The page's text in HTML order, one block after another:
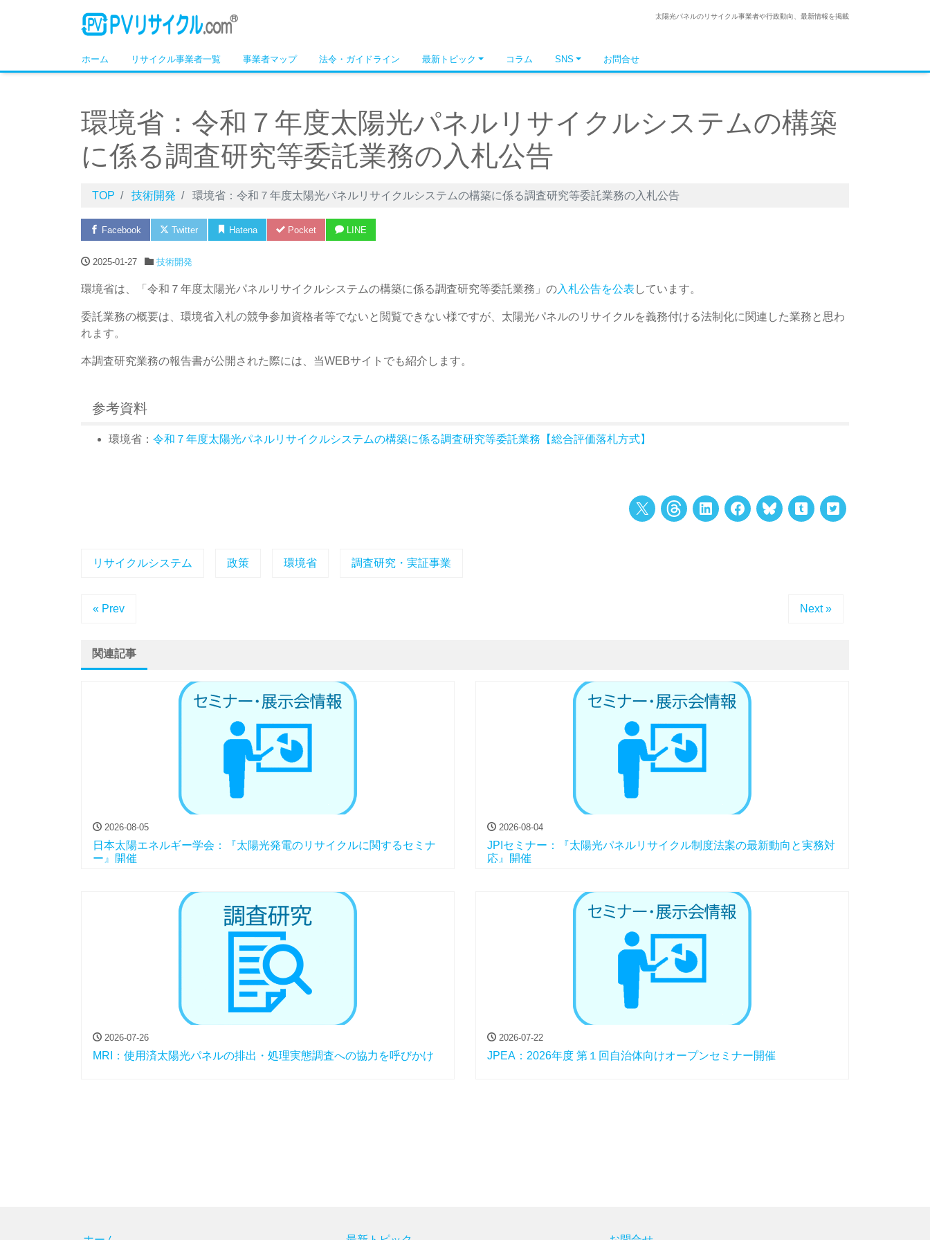
太陽光パネルのリサイクル事業者や行政動向、最新情報を掲載
ホーム リサイクル事業者一覧 事業者マップ 法令・ガイドライン 最新トピック コラム SNS お問合せ
環境省：令和７年度太陽光パネルリサイクルシステムの構築
に係る調査研究等委託業務の入札公告
TOP 技術開発 環境省：令和７年度太陽光パネルリサイクルシステムの構築に係る調査研究等委託業務の入札公告
Facebook Twitter Hatena Pocket LINE
2025-01-27 技術開発
環境省は、「令和７年度太陽光パネルリサイクルシステムの構築に係る調査研究等委託業務」の入札公告を公表 しています。
委託業務の概要は、環境省入札の競争参加資格者等でないと閲覧できない様ですが、太陽光パネルのリサイクルを義務付ける法制化に関連した業務と思わ
れます。
本調査研究業務の報告書が公開された際には、当WEBサイトでも紹介します。
参考資料
環境省： 令和７年度太陽光パネルリサイクルシステムの構築に係る調査研究等委託業務【総合評価落札方式】
リサイクルシステム 政策 環境省 調査研究・実証事業
« Prev Next »
関連記事
2026-08-05
日本太陽エネルギー学会：『太陽光発電のリサイクルに関するセミナ
ー』開催
2026-08-04
JPIセミナー：『太陽光パネルリサイクル制度法案の最新動向と実務対
応』開催
2026-07-26
MRI：使用済太陽光パネルの排出・処理実態調査への協力を呼びかけ
2026-07-22
JPEA：2026年度 第１回自治体向けオープンセミナー開催